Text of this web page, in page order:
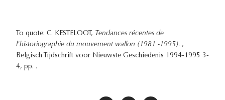
To quote: C. KESTELOOT, Tendances récentes de
l'historiographie du mouvement wallon (1981 -1995). ,
Belgisch Tijdschrift voor Nieuwste Geschiedenis 1994-1995 3-
4, pp. .